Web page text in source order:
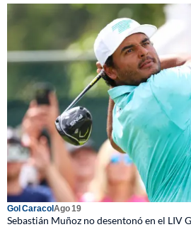
Gol CaracolAgo 19
Sebastián Muñoz no desentonó en el LIV